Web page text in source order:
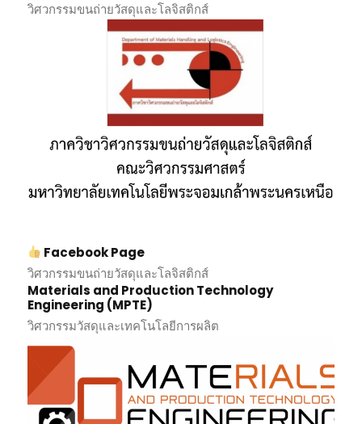
วิศวกรรมขนถ่ายวัสดุและโลจิสติกส์
Facebook Page
วิศวกรรมขนถ่ายวัสดุและโลจิสติกส์
Materials and Production Technology
Engineering (MPTE)
วิศวกรรมวัสดุและเทคโนโลยีการผลิต